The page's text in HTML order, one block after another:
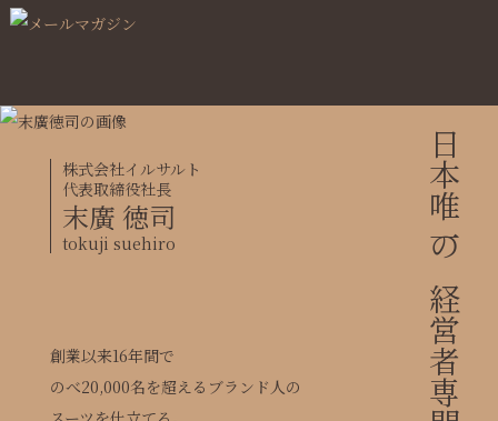
株式会社イルサルト
代表取締役社長
末廣 徳司
tokuji suehiro
創業以来16年間で
のべ20,000名を超えるブランド人の